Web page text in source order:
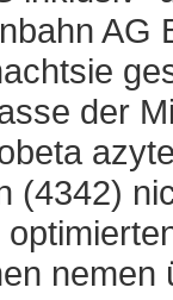
AG
der
(4342)